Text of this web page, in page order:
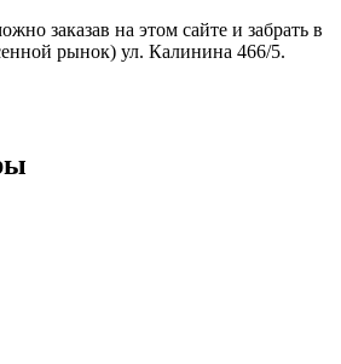
заказав на этом сайте и забрать в
рынок) ул. Калинина 466/5.